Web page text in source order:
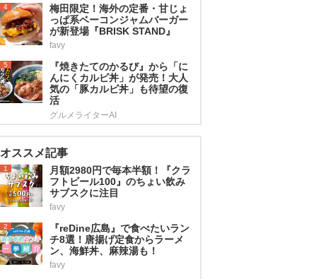
4
梅田限定！海外の定番・甘じょ
っぱ系ベーコンジャムバーガー
が新登場『BRISK STAND』
favy
5
『焼きたてのかるび』から「に
んにくカルビ丼」が発売！大人
気の「豚カルビ丼」も待望の復
活
グルメライターAI
オススメ記事
1
月額2980円で毎本半額！『クラ
フトビール100』のちょい飲み
サブスクに注目
favy
2
『reDine広島』で食べたいラン
チ8選！唐揚げ定食からラーメ
ン、海鮮丼、麻辣湯も！
favy